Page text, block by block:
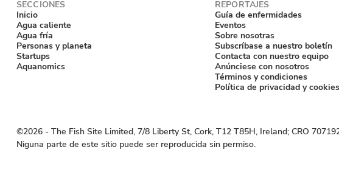
Inicio
Agua caliente
Agua fría
Personas y planeta
Startups
Aquanomics
Guía de enfermidades
Eventos
Sobre nosotras
Subscríbase a nuestro boletín
Contacta con nuestro equipo
Anúnciese con nosotros
Términos y condiciones
Política de privacidad y cookies
©2026 ‐ The Fish Site Limited, 7/8 Liberty St, Cork, T12 T85H, Ireland; CRO
Niguna parte de este sitio puede ser reproducida sin permiso.